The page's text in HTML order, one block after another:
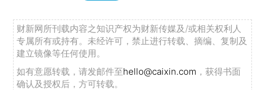
财新网所刊载内容之知识产权为财新传媒及/或相关权利人
专属所有或持有。未经许可，禁止进行转载、摘编、复制及
建立镜像等任何使用。
如有意愿转载，请发邮件至hello@caixin.com ，获得书面
确认及授权后，方可转载。